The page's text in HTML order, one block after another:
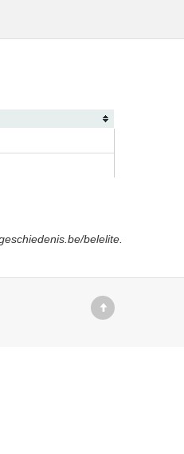
belelite.